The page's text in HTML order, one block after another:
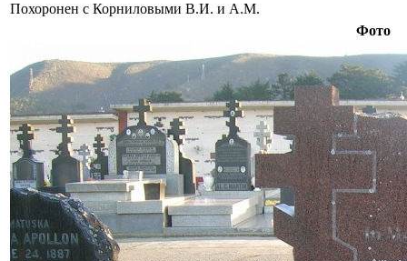
Похоронен с Корниловыми В.И. и А.М.
Фото